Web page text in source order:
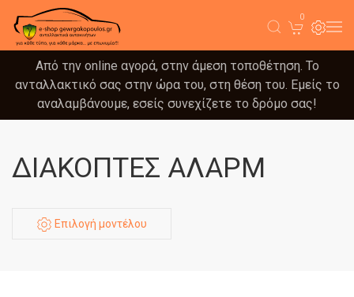
0
Από την online αγορά, στην άμεση τοποθέτηση. Το
ανταλλακτικό σας στην ώρα του, στη θέση του. Εμείς το
αναλαμβάνουμε, εσείς συνεχίζετε το δρόμο σας!
ΔΙΑΚΟΠΤΕΣ ΑΛΑΡΜ
Επιλογή μοντέλου